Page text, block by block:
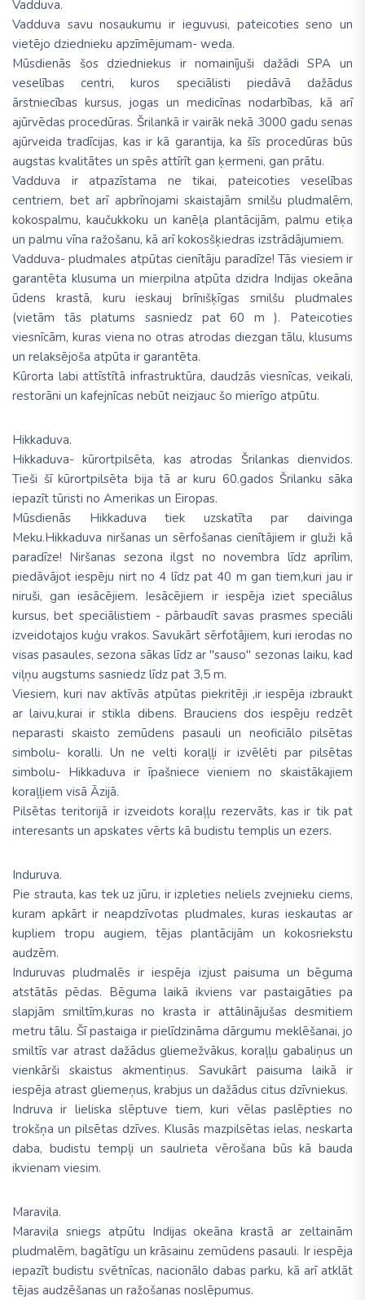
Vadduva.
Vadduva savu nosaukumu ir ieguvusi, pateicoties seno un
vietējo dziednieku apzīmējumam- weda.
Mūsdienās šos dziedniekus ir nomainījuši dažādi SPA un
veselības centri, kuros speciālisti piedāvā dažādus
ārstniecības kursus, jogas un medicīnas nodarbības, kā arī
ajūrvēdas procedūras. Šrilankā ir vairāk nekā 3000 gadu senas
ajūrveida tradīcijas, kas ir kā garantija, ka šīs procedūras būs
augstas kvalitātes un spēs attīrīt gan ķermeni, gan prātu.
Vadduva ir atpazīstama ne tikai, pateicoties veselības
centriem, bet arī apbrīnojami skaistajām smilšu pludmalēm,
kokospalmu, kaučukkoku un kanēļa plantācijām, palmu etiķa
un palmu vīna ražošanu, kā arī kokosšķiedras izstrādājumiem.
Vadduva- pludmales atpūtas cienītāju paradīze! Tās viesiem ir
garantēta klusuma un mierpilna atpūta dzidra Indijas okeāna
ūdens krastā, kuru ieskauj brīnišķīgas smilšu pludmales
(vietām tās platums sasniedz pat 60 m ). Pateicoties
viesnīcām, kuras viena no otras atrodas diezgan tālu, klusums
un relaksējoša atpūta ir garantēta.
Kūrorta labi attīstītā infrastruktūra, daudzās viesnīcas, veikali,
restorāni un kafejnīcas nebūt neizjauc šo mierīgo atpūtu.
Hikkaduva.
Hikkaduva- kūrortpilsēta, kas atrodas Šrilankas dienvidos.
Tieši šī kūrortpilsēta bija tā ar kuru 60.gados Šrilanku sāka
iepazīt tūristi no Amerikas un Eiropas.
Mūsdienās Hikkaduva tiek uzskatīta par daivinga
Meku.Hikkaduva niršanas un sērfošanas cienītājiem ir gluži kā
paradīze! Niršanas sezona ilgst no novembra līdz aprīlim,
piedāvājot iespēju nirt no 4 līdz pat 40 m gan tiem,kuri jau ir
niruši, gan iesācējiem. Iesācējiem ir iespēja iziet speciālus
kursus, bet speciālistiem - pārbaudīt savas prasmes speciāli
izveidotajos kuģu vrakos. Savukārt sērfotājiem, kuri ierodas no
visas pasaules, sezona sākas līdz ar ''sauso'' sezonas laiku, kad
viļņu augstums sasniedz līdz pat 3,5 m.
Viesiem, kuri nav aktīvās atpūtas piekritēji ,ir iespēja izbraukt
ar laivu,kurai ir stikla dibens. Brauciens dos iespēju redzēt
neparasti skaisto zemūdens pasauli un neoficiālo pilsētas
simbolu- koralli. Un ne velti koraļļi ir izvēlēti par pilsētas
simbolu- Hikkaduva ir īpašniece vieniem no skaistākajiem
koraļļiem visā Āzijā.
Pilsētas teritorijā ir izveidots koraļļu rezervāts, kas ir tik pat
interesants un apskates vērts kā budistu templis un ezers.
Induruva.
Pie strauta, kas tek uz jūru, ir izpleties neliels zvejnieku ciems,
kuram apkārt ir neapdzīvotas pludmales, kuras ieskautas ar
kupliem tropu augiem, tējas plantācijām un kokosriekstu
audzēm.
Induruvas pludmalēs ir iespēja izjust paisuma un bēguma
atstātās pēdas. Bēguma laikā ikviens var pastaigāties pa
slapjām smiltīm,kuras no krasta ir attālinājušas desmitiem
metru tālu. Šī pastaiga ir pielīdzināma dārgumu meklēšanai, jo
smiltīs var atrast dažādus gliemežvākus, koraļļu gabaliņus un
vienkārši skaistus akmentiņus. Savukārt paisuma laikā ir
iespēja atrast gliemeņus, krabjus un dažādus citus dzīvniekus.
Indruva ir lieliska slēptuve tiem, kuri vēlas paslēpties no
trokšņa un pilsētas dzīves. Klusās mazpilsētas ielas, neskarta
daba, budistu tempļi un saulrieta vērošana būs kā bauda
ikvienam viesim.
Maravila.
Maravila sniegs atpūtu Indijas okeāna krastā ar zeltainām
pludmalēm, bagātīgu un krāsainu zemūdens pasauli. Ir iespēja
iepazīt budistu svētnīcas, nacionālo dabas parku, kā arī atklāt
tējas audzēšanas un ražošanas noslēpumus.